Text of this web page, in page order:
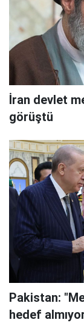
İran devlet
görüştü
Pakistan:
hedef